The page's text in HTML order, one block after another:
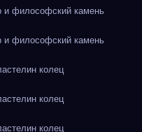
и философский камень
и философский камень
колец
колец
колец